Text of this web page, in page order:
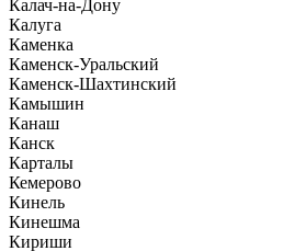
Калач-на-Дону
Калуга
Каменка
Каменск-Уральский
Каменск-Шахтинский
Камышин
Канаш
Канск
Карталы
Кемерово
Кинель
Кинешма
Кириши